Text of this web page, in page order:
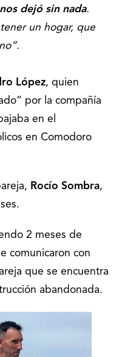
dejó sin nada.
un hogar, que
López, quien
por la compañía
en el
en Comodoro
Rocío Sombra,
2 meses de
comunicaron con
que se encuentra
abandonada.